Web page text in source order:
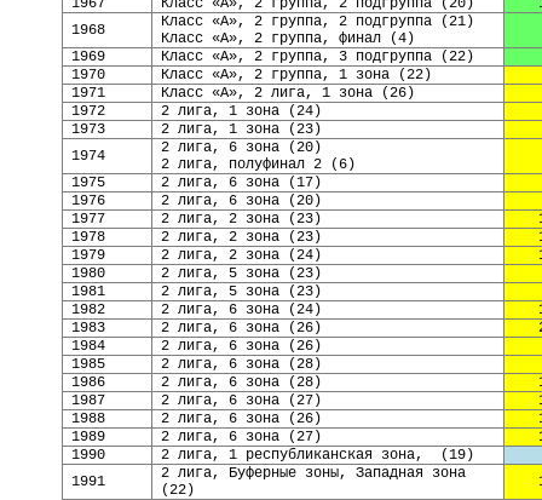
1967
Класс «А», 2 группа, 2 подгруппа (20 )
1968
Класс «А», 2 группа, 2 подгруппа (21 )
Класс «А», 2 группа, финал (4 )
1969
Класс «А», 2 группа, 3 подгруппа (22 )
1970
Класс «А», 2 группа, 1 зона (22 )
1971
Класс «А», 2 лига, 1 зона (26 )
1972
2 лига, 1 зона (24 )
1973
2 лига, 1 зона (23 )
1974
2 лига, 6 зона (20 )
2 лига, полуфинал 2 (6)
1975
2 лига, 6 зона (17 )
1976
2 лига, 6 зона (20 )
1977
2 лига, 2 зона (23 )
1978
2 лига, 2 зона (23 )
1979
2 лига, 2 зона (24 )
1980
2 лига, 5 зона (23 )
1981
2 лига, 5 зона (23 )
1982
2 лига, 6 зона (24 )
1983
2 лига, 6 зона (26 )
1984
2 лига, 6 зона (26 )
1985
2 лига, 6 зона (28)
1986
2 лига, 6 зона (28 )
1987
2 лига, 6 зона (27 )
1988
2 лига, 6 зона (26 )
1989
2 лига, 6 зона (27 )
1990
2 лига, 1 республиканская зона, (19 )
1991
2 лига, Буферные зоны, Западная зона
(22)